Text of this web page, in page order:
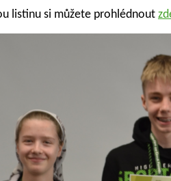
listinu si můžete prohlédnout